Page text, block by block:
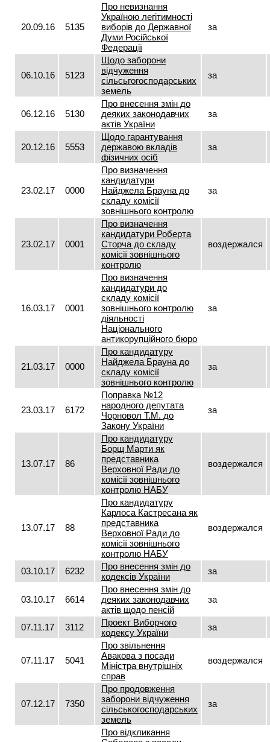
20.09.16 5135
Про невизнання
Україною легітимності
виборів до Державної
Думи Російської
Федерації
за
06.10.16 5123
Щодо заборони
відчуження
сільсьгогосподарських
земель
за
06.12.16 5130
Про внесення змін до
деяких законодавчих
актів України
за
20.12.16 5553
Щодо гарантування
державою вкладів
фізичних осіб
за
23.02.17 0000
Про визначення
кандидатури
Найджела Брауна до
складу комісії
зовнішнього контролю
за
23.02.17 0001
Про визначення
кандидатури Роберта
Сторча до складу
комісії зовнішнього
контролю
воздержался
16.03.17 0001
Про визначення
кандидатури до
складу комісії
зовнішнього контролю
діяльності
Національного
антикорупційного бюро
за
21.03.17 0000
Про кандидатуру
Найджела Брауна до
складу комісії
зовнішнього контролю
за
23.03.17 6172
Поправка №12
народного депутата
Чорновол Т.М. до
Закону України
за
13.07.17 86
Про кандидатуру
Борщ Марти як
представника
Верховної Ради до
комісії зовнішнього
контролю НАБУ
воздержался
13.07.17 88
Про кандидатуру
Карлоса Кастресана як
представника
Верховної Ради до
комісії зовнішнього
контролю НАБУ
воздержался
03.10.17 6232
Про внесення змін до
кодексів України
за
03.10.17 6614
Про внесення змін до
деяких законодавчих
актів щодо пенсій
за
07.11.17 3112
Проект Виборчого
кодексу України
за
07.11.17 5041
Про звільнення
Авакова з посади
Міністра внутрішніх
справ
воздержался
07.12.17 7350
Про продовження
заборони відчуження
сільськогосподарських
земель
за
Про відкликання